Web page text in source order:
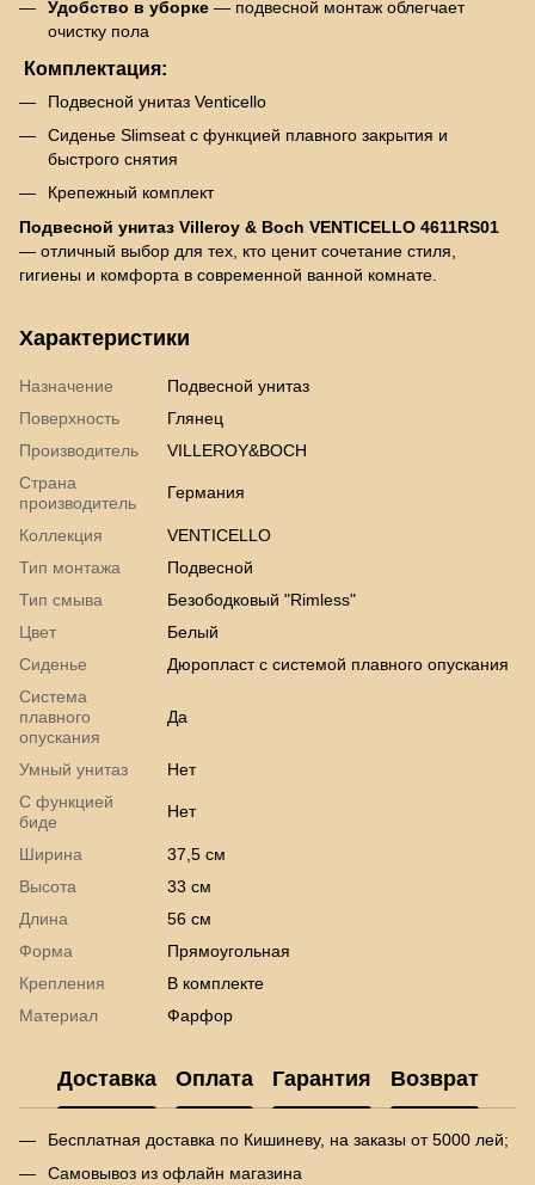
Удобство в уборке — подвесной монтаж облегчает
очистку пола
Комплектация:
Подвесной унитаз Venticello
Сиденье Slimseat с функцией плавного закрытия и
быстрого снятия
Крепежный комплект
Подвесной унитаз Villeroy & Boch VENTICELLO 4611RS01
— отличный выбор для тех, кто ценит сочетание стиля,
гигиены и комфорта в современной ванной комнате.
Характеристики
Назначение
Подвесной унитаз
Поверхность
Глянец
Производитель
VILLEROY&BOCH
Страна
производитель
Германия
Коллекция
VENTICELLO
Тип монтажа
Подвесной
Тип смыва
Безободковый "Rimless"
Цвет
Белый
Сиденье
Дюропласт с системой плавного опускания
Система
плавного
опускания
Да
Умный унитаз
Нет
С функцией
биде
Нет
Ширина
37,5 см
Высота
33 см
Длина
56 см
Форма
Прямоугольная
Крепления
В комплекте
Материал
Фарфор
Доставка Оплата Гарантия Возврат
Бесплатная доставка по Кишиневу, на заказы от 5000 лей;
Самовывоз из офлайн магазина